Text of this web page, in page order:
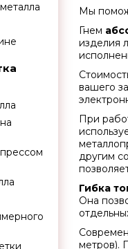
Мы
Гнем
изделия
вашего
При
другим
Гибка
Она
метров).